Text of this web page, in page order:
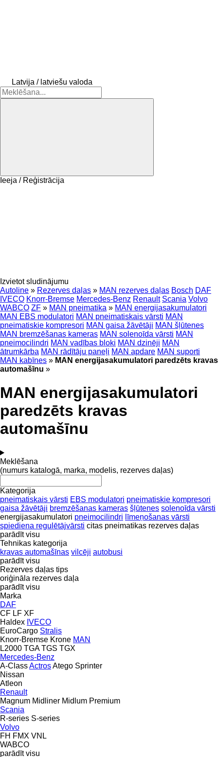
Latvija / latviešu valoda
Ieeja / Reģistrācija
Izvietot sludinājumu
Autoline » Rezerves daļas » MAN rezerves daļas Bosch DAF
IVECO Knorr-Bremse Mercedes-Benz Renault Scania Volvo
WABCO ZF » MAN pneimatika » MAN energijasakumulatori
MAN EBS modulatori MAN pneimatiskais vārsti MAN
pneimatiskie kompresori MAN gaisa žāvētāji MAN šļūtenes
MAN bremzēšanas kameras MAN solenoīda vārsti MAN
pneimocilindri MAN vadības bloki MAN dzinēji MAN
ātrumkārba MAN rādītāju paneļi MAN apdare MAN suporti
MAN kabīnes » MAN energijasakumulatori paredzēts kravas
automašīnu »
MAN energijasakumulatori
paredzēts kravas
automašīnu
Meklēšana
(numurs katalogā, marka, modelis, rezerves daļas)
Kategorija
pneimatiskais vārsti EBS modulatori pneimatiskie kompresori
gaisa žāvētāji bremzēšanas kameras šļūtenes solenoīda vārsti
energijasakumulatori pneimocilindri līmeņošanas vārsti
spiediena regulētājvārsti citas pneimatikas rezerves daļas
parādīt visu
Tehnikas kategorija
kravas automašīnas vilcēji autobusi
parādīt visu
Rezerves daļas tips
oriģināla rezerves daļa
parādīt visu
Marka
DAF
CF LF XF
Haldex IVECO
EuroCargo Stralis
Knorr-Bremse Krone MAN
L2000 TGA TGS TGX
Mercedes-Benz
A-ClassActrosAtego Sprinter
Nissan
Atleon
Renault
Magnum Midliner Midlum Premium
Scania
R-series S-series
Volvo
FH FMX VNL
WABCO
parādīt visu